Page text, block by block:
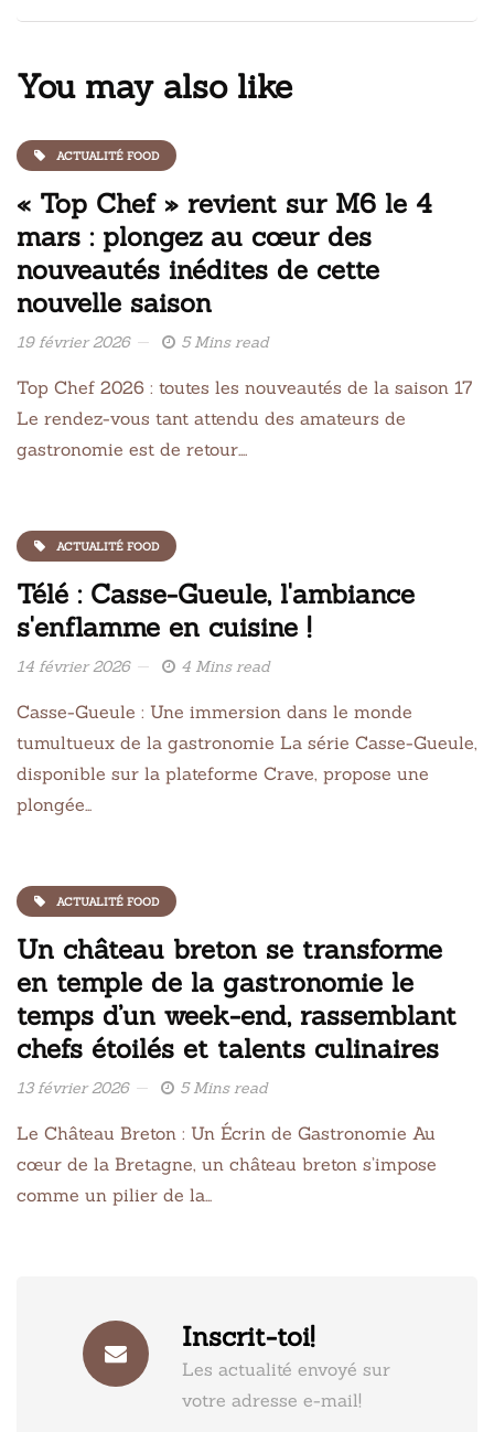
You may also like
ACTUALITÉ FOOD
« Top Chef » revient sur M6 le 4
mars : plongez au cœur des
nouveautés inédites de cette
nouvelle saison
19 février 2026 5 Mins read
Top Chef 2026 : toutes les nouveautés de la saison 17
Le rendez-vous tant attendu des amateurs de
gastronomie est de retour….
ACTUALITÉ FOOD
Télé : Casse-Gueule, l'ambiance
s'enflamme en cuisine !
14 février 2026 4 Mins read
Casse-Gueule : Une immersion dans le monde
tumultueux de la gastronomie La série Casse-Gueule,
disponible sur la plateforme Crave, propose une
plongée…
ACTUALITÉ FOOD
Un château breton se transforme
en temple de la gastronomie le
temps d’un week-end, rassemblant
chefs étoilés et talents culinaires
13 février 2026 5 Mins read
Le Château Breton : Un Écrin de Gastronomie Au
cœur de la Bretagne, un château breton s’impose
comme un pilier de la…
Inscrit-toi!
Les actualité envoyé sur
votre adresse e-mail!